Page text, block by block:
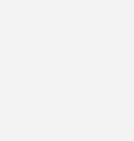
Problem mit dem